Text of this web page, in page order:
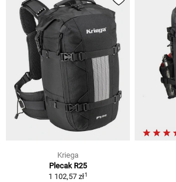
Kriega
Plecak R25
1 102,57 zł1